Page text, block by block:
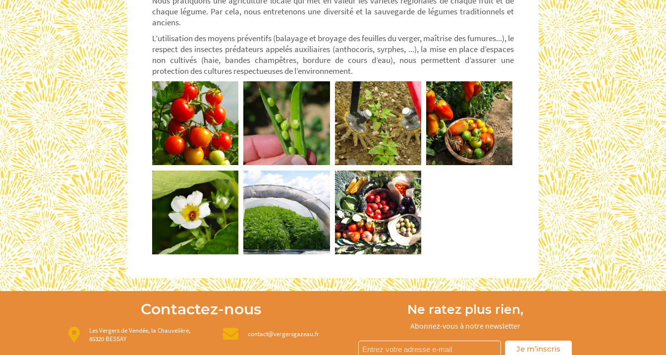
chaque légume. Par cela, nous entretenons une diversité et la sauvegarde de légumes traditionnels et
anciens.
L’utilisation des moyens préventifs (balayage et broyage des feuilles du verger, maîtrise des fumures...), le
respect des insectes prédateurs appelés auxiliaires (anthocoris, syrphes, ...), la mise en place d’espaces
non cultivés (haie, bandes champêtres, bordure de cours d’eau), nous permettent d’assurer une
protection des cultures respectueuses de l’environnement.
Contactez-nous
Les Vergers de Vendée, la Chauvelière,
85320 BESSAY
contact@vergersgazeau.fr
Ne ratez plus rien,
Abonnez-vous à notre newsletter
Je m’inscris